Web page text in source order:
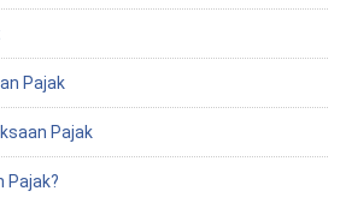
Pajak
Pajak
Pajak?